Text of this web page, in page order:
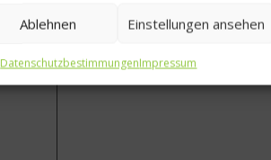
Ablehnen Einstellungen ansehen
DatenschutzbestimmungenImpressum
Das richtige Pausenbrot